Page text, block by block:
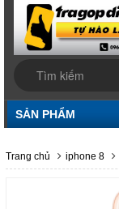
SẢN PHẨM
Trang chủ iphone 8